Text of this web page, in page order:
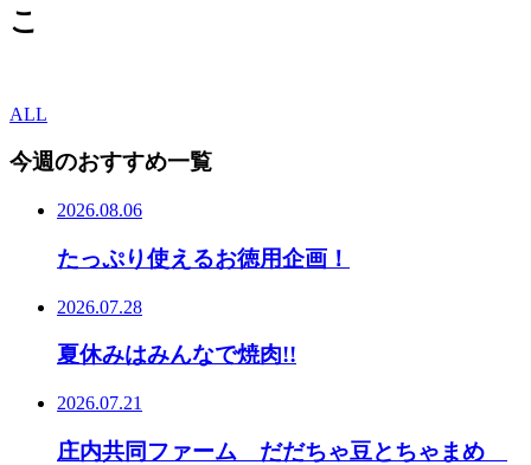
こ
ALL
今週のおすすめ一覧
2026.08.06
たっぷり使えるお徳用企画！
2026.07.28
夏休みはみんなで焼肉!!
2026.07.21
庄内共同ファーム だだちゃ豆とちゃまめ